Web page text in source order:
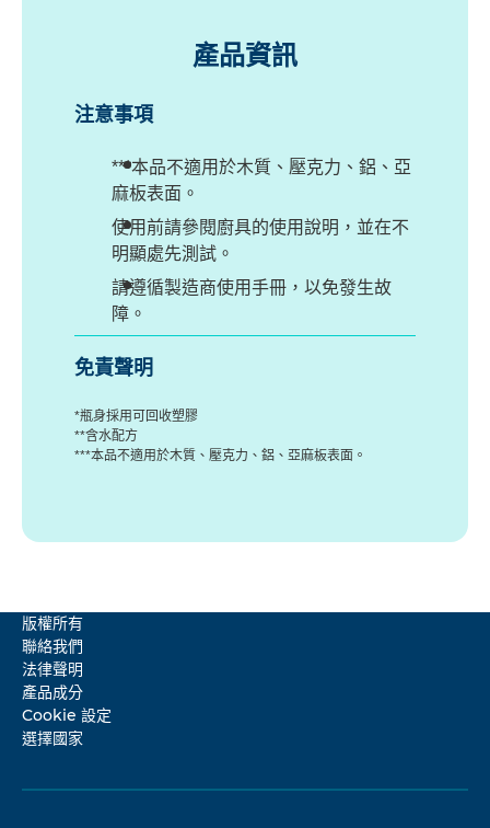
產品資訊
注意事項
***本品不適用於木質、壓克力、鋁、亞
麻板表面。
使用前請參閱廚具的使用說明，並在不
明顯處先測試。
請遵循製造商使用手冊，以免發生故
障。
免責聲明
*瓶身採用可回收塑膠
**含水配方
***本品不適用於木質、壓克力、鋁、亞麻板表面。
版權所有
聯絡我們
法律聲明
產品成分
Cookie 設定
選擇國家